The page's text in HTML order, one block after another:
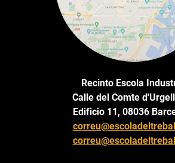
Recinto Escola
Calle del Comte
Edificio 11, 08036